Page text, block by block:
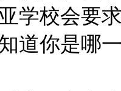
学校会要
道你是哪